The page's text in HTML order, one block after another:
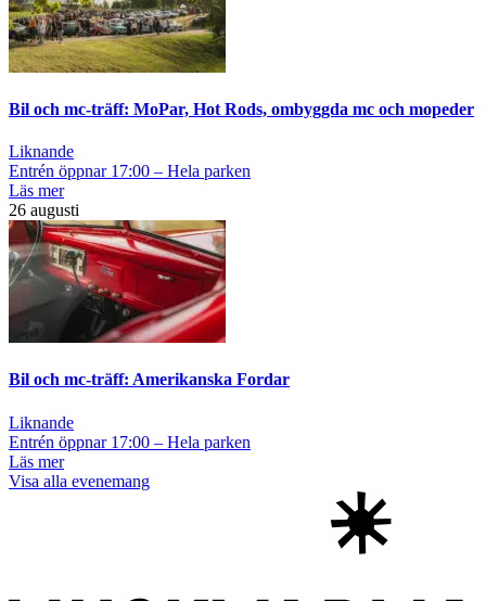
Bil och mc-träff: MoPar, Hot Rods, ombyggda mc och mopeder
Liknande
Entrén öppnar 17:00 – Hela parken
Läs mer
26 augusti
Bil och mc-träff: Amerikanska Fordar
Liknande
Entrén öppnar 17:00 – Hela parken
Läs mer
Visa alla evenemang